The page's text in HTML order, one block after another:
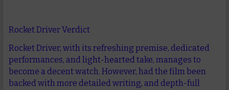
Rocket Driver Verdict
Rocket Driver, with its refreshing premise, dedicated
performances, and light-hearted take, manages to
become a decent watch. However, had the film been
backed with more detailed writing, and depth-full